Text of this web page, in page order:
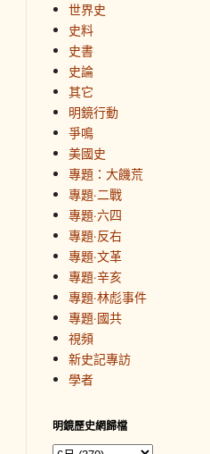
世界史
史料
史書
史論
其它
明鏡行動
爭鳴
美國史
專題：大饑荒
專題·二戰
專題·六四
專題·反右
專題·文革
專題·辛亥
專題·林彪事件
專題·國共
視頻
新史記專訪
學者
明鏡歷史網歸檔